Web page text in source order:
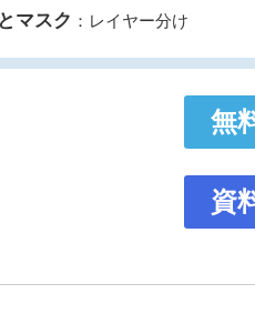
マスク ：レイヤー分け
無
資